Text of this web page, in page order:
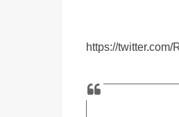
https://